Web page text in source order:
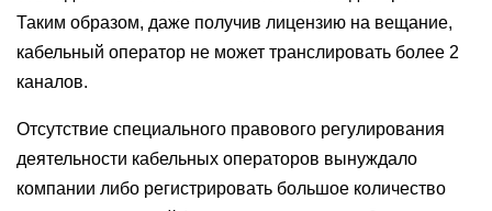
Таким образом, даже получив лицензию на вещание,
кабельный оператор не может транслировать более 2
каналов.
Отсутствие специального правового регулирования
деятельности кабельных операторов вынуждало
компании либо регистрировать большое количество